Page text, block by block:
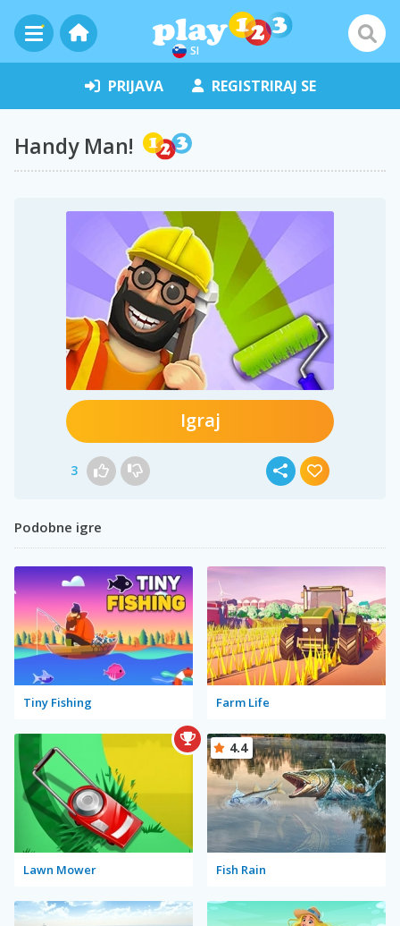
SI
PRIJAVA REGISTRIRAJ SE
Handy Man!
Igraj
3
Podobne igre
Tiny Fishing Farm Life
Lawn Mower Fish Rain
4.4